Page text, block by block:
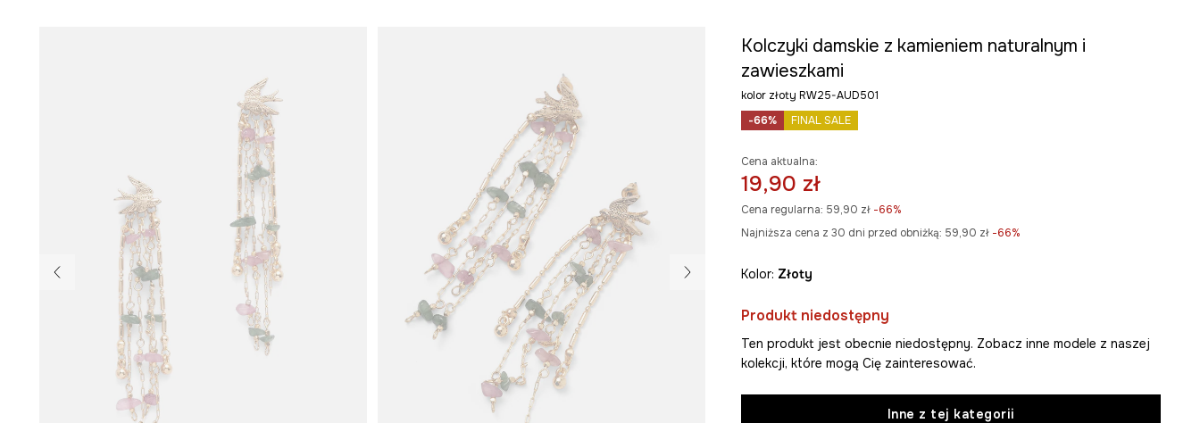
Kolczyki damskie z kamieniem naturalnym i
zawieszkami
kolor złoty RW25-AUD501
-66%
FINAL SALE
Cena aktualna:
19,90 zł
Cena regularna: 59,90 zł-66%
Najniższa cena z 30 dni przed obniżką: 59,90 zł -66%
Kolor: złoty
Produkt niedostępny
Ten produkt jest obecnie niedostępny. Zobacz inne modele z naszej
kolekcji, które mogą Cię zainteresować.
Inne z tej kategorii